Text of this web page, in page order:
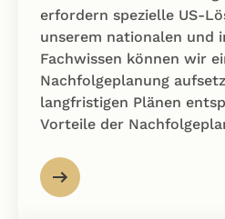
erfordern spezielle US-
unserem nationalen und
Fachwissen können wir
Nachfolgeplanung
langfristigen Plänen
Vorteile der